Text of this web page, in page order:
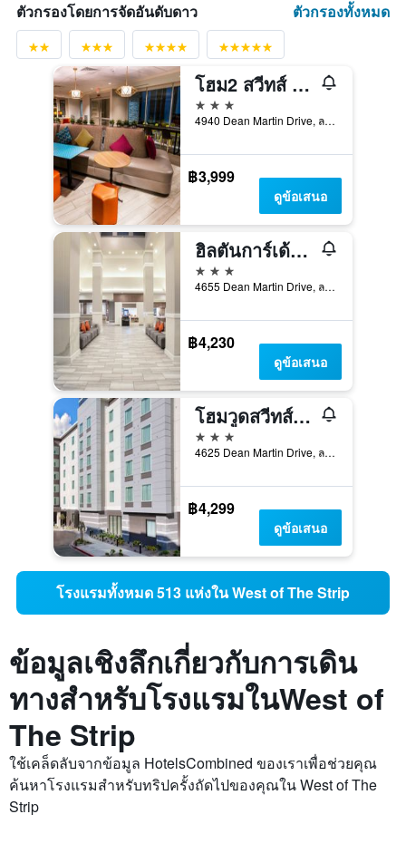
ตัวกรองโดยการจัดอันดับดาว ตัวกรองทั้งหมด
โฮม2 สวีทส์ บาย ฮิลตัน ลาสเวกัส สเตเดียม ดิสทริค
3 ดาว
4940 Dean Martin Drive, ลาสเวกัส, NV, สหรัฐอเมริกา
฿3,999
ดูข้อเสนอ
ฮิลตันการ์เด้นอินน์ ลาสเวกัสซิตี้เซ็นเตอร์
3 ดาว
4655 Dean Martin Drive, ลาสเวกัส, NV, สหรัฐอเมริกา
฿4,230
ดูข้อเสนอ
โฮมวูดสวีทส์ บายฮิลตัน ลาสเวกัสซิตี้เซ็นเตอร์
3 ดาว
4625 Dean Martin Drive, ลาสเวกัส, NV, สหรัฐอเมริกา
฿4,299
ดูข้อเสนอ
โรงแรมทั้งหมด 513 แห่งใน West of The Strip
ข้อมูลเชิงลึกเกี่ยวกับการเดิน
ทางสำหรับโรงแรมในWest of
The Strip
ใช้เคล็ดลับจากข้อมูล HotelsCombined ของเราเพื่อช่วยคุณ
ค้นหาโรงแรมสำหรับทริปครั้งถัดไปของคุณใน West of The
Strip